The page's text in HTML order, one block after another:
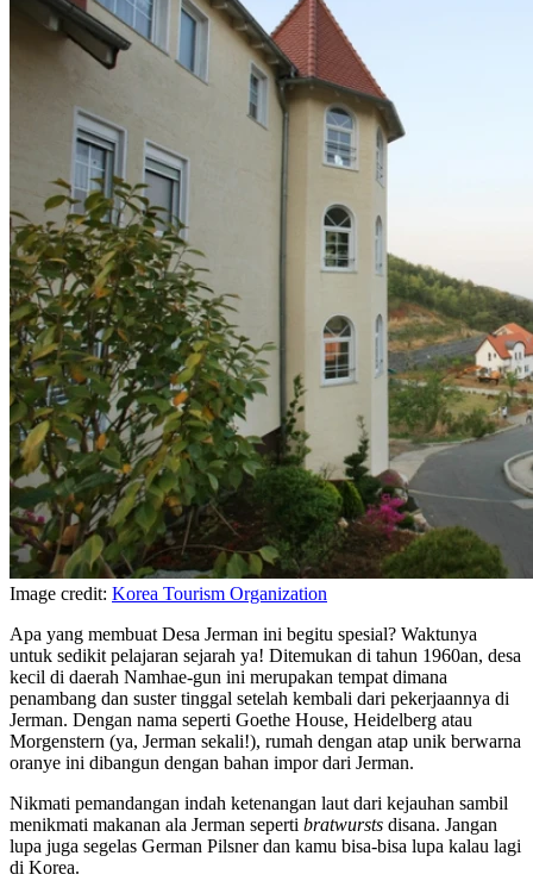
Image credit: Korea Tourism Organization
Apa yang membuat Desa Jerman ini begitu spesial? Waktunya
untuk sedikit pelajaran sejarah ya! Ditemukan di tahun 1960an, desa
kecil di daerah Namhae-gun ini merupakan tempat dimana
penambang dan suster tinggal setelah kembali dari pekerjaannya di
Jerman. Dengan nama seperti Goethe House, Heidelberg atau
Morgenstern (ya, Jerman sekali!), rumah dengan atap unik berwarna
oranye ini dibangun dengan bahan impor dari Jerman.
Nikmati pemandangan indah ketenangan laut dari kejauhan sambil
menikmati makanan ala Jerman seperti bratwursts disana. Jangan
lupa juga segelas German Pilsner dan kamu bisa-bisa lupa kalau lagi
di Korea.